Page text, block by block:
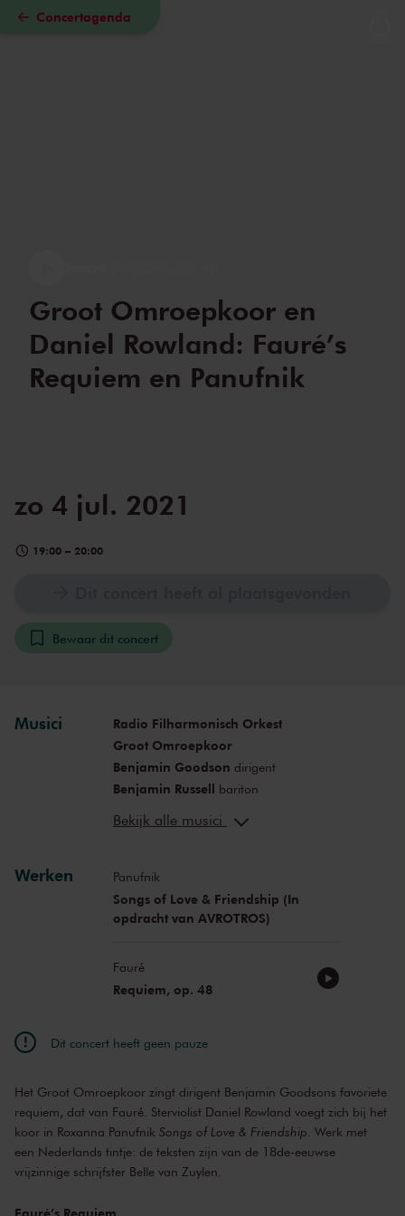
Naar hoofdcontent
Concertagenda
Groot Omroepkoor en
Daniel Rowland: Fauré’s
Requiem en Panufnik
zo 4 jul. 2021
19:00 – 20:00
Bewaar dit concert
Musici
Radio Filharmonisch Orkest
Groot Omroepkoor
Benjamin Goodson dirigent
Benjamin Russell bariton
Ilse Eerens
Daniel Rowlandviool
Bekijk alle musici
Werken Panufnik
Songs of Love & Friendship (In
opdracht van AVROTROS)
Fauré
Requiem, op. 48
Dit concert heeft geen pauze
Het Groot Omroepkoor zingt dirigent Benjamin Goodsons favoriete
requiem, dat van Fauré. Sterviolist Daniel Rowland voegt zich bij het
koor in Roxanna Panufnik Songs of Love & Friendship . Werk met
een Nederlands tintje: de teksten zijn van de 18de-eeuwse
vrijzinnige schrijfster Belle van Zuylen.